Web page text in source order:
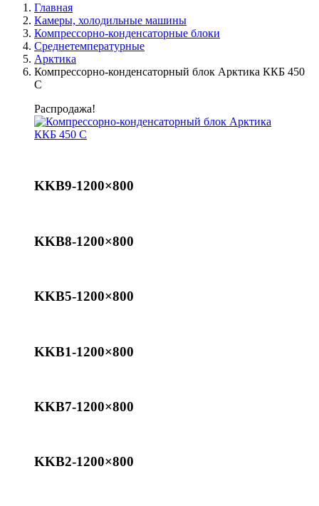
Главная
Камеры, холодильные машины
Компрессорно-конденсаторные блоки
Среднетемпературные
Арктика
Компрессорно-конденсаторный блок Арктика ККБ 450
С
Распродажа!
KKB9-1200×800
KKB8-1200×800
KKB5-1200×800
KKB1-1200×800
KKB7-1200×800
KKB2-1200×800